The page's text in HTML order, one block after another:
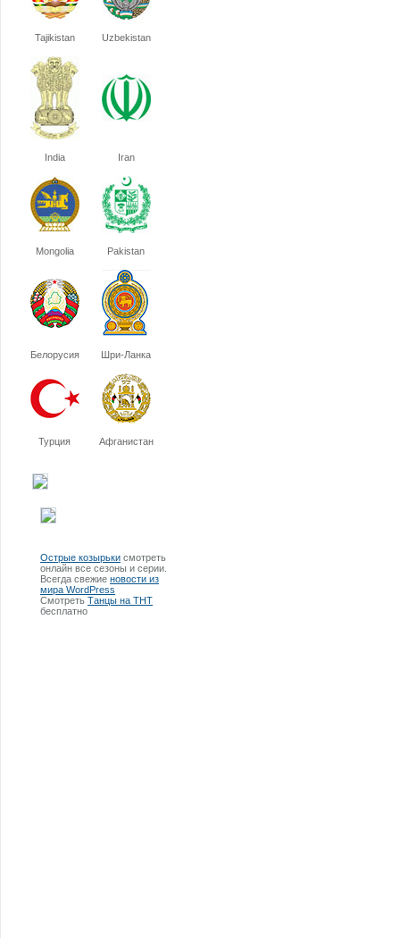
Tajikistan Uzbekistan
India Iran
Mongolia Pakistan
Белорусия Шри-Ланка
Турция Афганистан
Острые козырьки смотреть
онлайн все сезоны и серии.
Всегда свежие новости из
мира WordPress
Смотреть Танцы на ТНТ
бесплатно